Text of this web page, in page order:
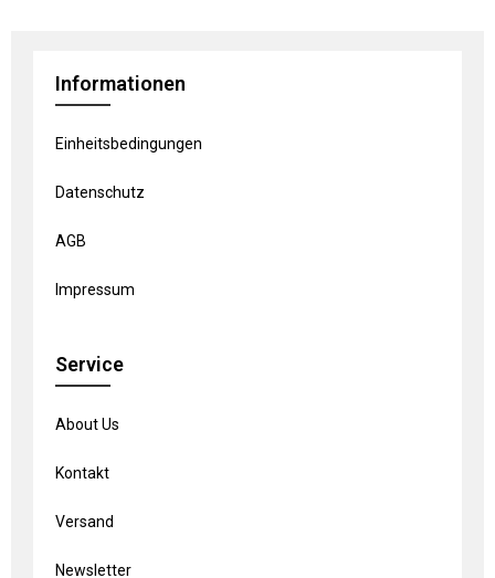
Informationen
Einheitsbedingungen
Datenschutz
AGB
Impressum
Service
About Us
Kontakt
Versand
Newsletter